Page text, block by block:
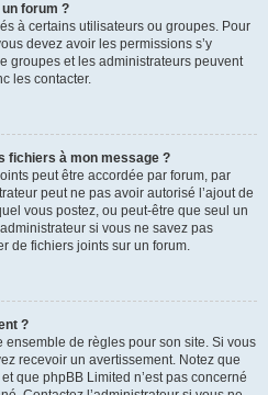
forum ?
à certains utilisateurs ou groupes. Pour
devez avoir les permissions s’y
groupes et les administrateurs peuvent
les contacter.
fichiers à mon message ?
peut être accordée par forum, par
peut ne pas avoir autorisé l’ajout de
vous postez, ou peut-être que seul un
si vous ne savez pas
de fichiers joints sur un forum.
?
de règles pour son site. Si vous
recevoir un avertissement. Notez que
que phpBB Limited n’est pas concerné